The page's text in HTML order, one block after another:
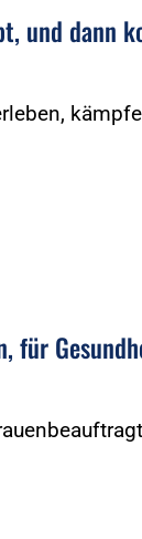
und dann
für